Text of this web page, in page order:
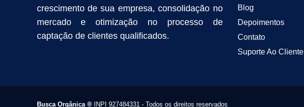
crescimento de sua empresa, consolidação no
mercado e otimização no processo de
captação de clientes qualificados.
Blog
Depoimentos
Contato
Suporte Ao Cliente
Busca Orgânica ®INPI 927484331 - Todos os direitos reservados